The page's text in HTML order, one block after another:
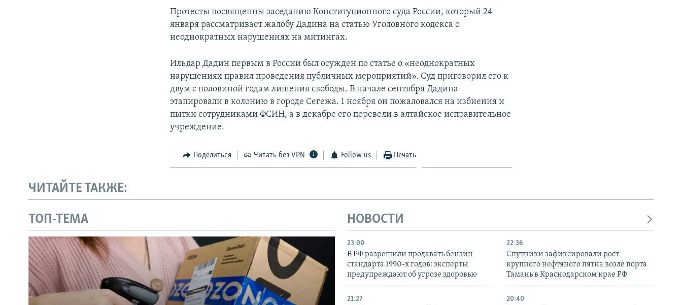
Протесты посвященны заседанию Конституционного суда России, который 24
января рассматривает жалобу Дадина на статью Уголовного кодекса о
неоднократных нарушениях на митингах.
Ильдар Дадин первым в России был осужден по статье о «неоднократных
нарушениях правил проведения публичных мероприятий». Суд приговорил его к
двум с половиной годам лишения свободы. В начале сентября Дадина
этапировали в колонию в городе Сегежа. 1 ноября он пожаловался на избиения и
пытки сотрудниками ФСИН, а в декабре его перевели в алтайское исправительное
учреждение.
Поделиться Читать без VPN Follow us Печать
ЧИТАЙТЕ ТАКЖЕ:
ТОП-ТЕМА НОВОСТИ
23:00
В РФ разрешили продавать бензин
стандарта 1990-х годов: эксперты
предупреждают об угрозе здоровью
22:36
Спутники зафиксировали рост
крупного нефтяного пятна возле порта
Тамань в Краснодарском крае РФ
21:27 20:40